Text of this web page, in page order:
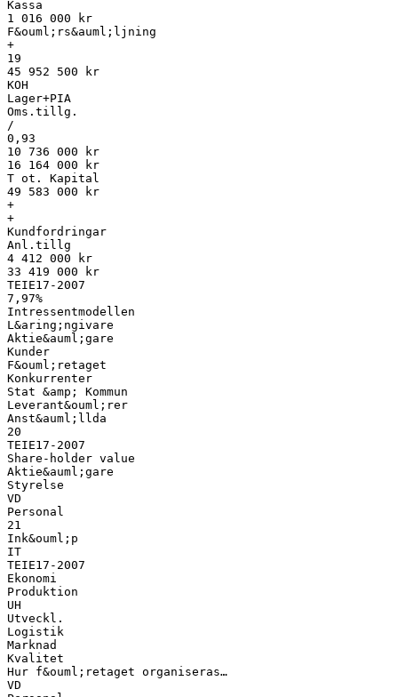
Kassa
1 016 000 kr
F&ouml;rs&auml;ljning
+
19
45 952 500 kr
KOH
Lager+PIA
Oms.tillg.
/
0,93
10 736 000 kr
16 164 000 kr
T ot. Kapital
49 583 000 kr
+
+
Kundfordringar
Anl.tillg
4 412 000 kr
33 419 000 kr
TEIE17-2007
7,97%
Intressentmodellen
L&aring;ngivare
Aktie&auml;gare
Kunder
F&ouml;retaget
Konkurrenter
Stat &amp; Kommun
Leverant&ouml;rer
Anst&auml;llda
20
TEIE17-2007
Share-holder value
Aktie&auml;gare
Styrelse
VD
Personal
21
Ink&ouml;p
IT
TEIE17-2007
Ekonomi
Produktion
UH
Utveckl.
Logistik
Marknad
Kvalitet
Hur f&ouml;retaget organiseras…
VD